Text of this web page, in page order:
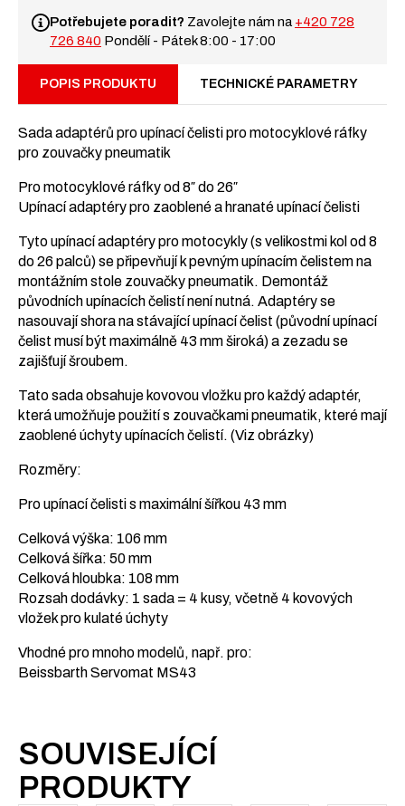
ráfků
motocyklů
zouvačky
pneumatik
26
Potřebujete poradit? Zavolejte nám na+420 728
726 840 Pondělí - Pátek 8:00 - 17:00
POPIS PRODUKTU TECHNICKÉ PARAMETRY
Sada adaptérů pro upínací čelisti pro motocyklové ráfky
pro zouvačky pneumatik
Pro motocyklové ráfky od 8″ do 26″
Upínací adaptéry pro zaoblené a hranaté upínací čelisti
Tyto upínací adaptéry pro motocykly (s velikostmi kol od 8
do 26 palců) se připevňují k pevným upínacím čelistem na
montážním stole zouvačky pneumatik. Demontáž
původních upínacích čelistí není nutná. Adaptéry se
nasouvají shora na stávající upínací čelist (původní upínací
čelist musí být maximálně 43 mm široká) a zezadu se
zajišťují šroubem.
Tato sada obsahuje kovovou vložku pro každý adaptér,
která umožňuje použití s ​​zouvačkami pneumatik, které mají
zaoblené úchyty upínacích čelistí. (Viz obrázky)
Rozměry:
Pro upínací čelisti s maximální šířkou 43 mm
Celková výška: 106 mm
Celková šířka: 50 mm
Celková hloubka: 108 mm
Rozsah dodávky: 1 sada = 4 kusy, včetně 4 kovových
vložek pro kulaté úchyty
Vhodné pro mnoho modelů, např. pro:
Beissbarth Servomat MS43
SOUVISEJÍCÍ
PRODUKTY